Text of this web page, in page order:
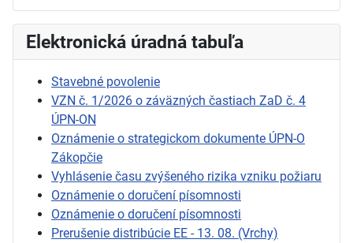
Elektronická úradná tabuľa
Stavebné povolenie
VZN č. 1/2026 o záväzných častiach ZaD č. 4
ÚPN-ON
Oznámenie o strategickom dokumente ÚPN-O
Zákopčie
Vyhlásenie času zvýšeného rizika vzniku požiaru
Oznámenie o doručení písomnosti
Oznámenie o doručení písomnosti
Prerušenie distribúcie EE - 13. 08. (Vrchy)